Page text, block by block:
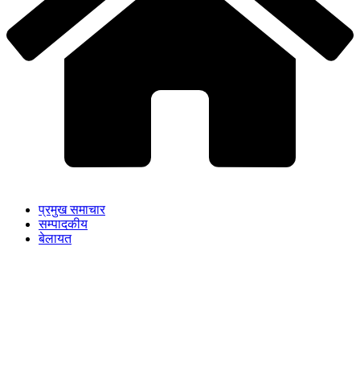
प्रमुख समाचार
सम्पादकीय
बेलायत